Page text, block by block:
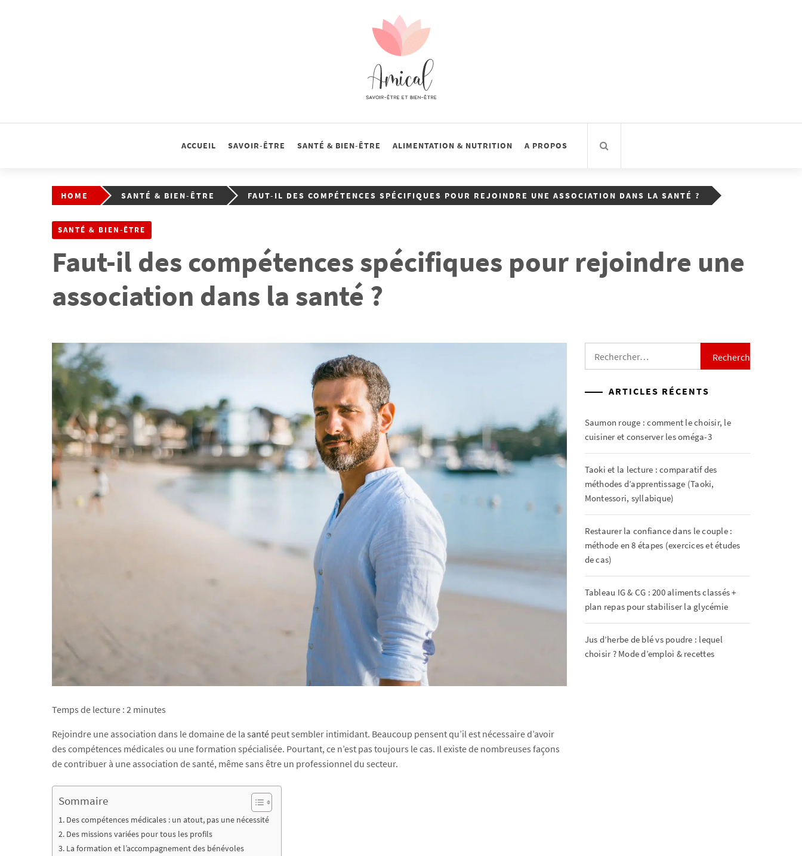
Amical
ACCUEIL SAVOIR-ÊTRE SANTÉ & BIEN-ÊTRE ALIMENTATION & NUTRITION A PROPOS
HOME SANTÉ & BIEN-ÊTRE FAUT-IL DES COMPÉTENCES SPÉCIFIQUES POUR REJOINDRE UNE ASSOCIATION DANS LA SANTÉ ?
SANTÉ & BIEN-ÊTRE
Faut-il des compétences spécifiques pour rejoindre une
association dans la santé ?
Temps de lecture : 2 minutes
Rejoindre une association dans le domaine de la santé peut sembler intimidant. Beaucoup pensent qu’il est nécessaire d’avoir
des compétences médicales ou une formation spécialisée. Pourtant, ce n’est pas toujours le cas. Il existe de nombreuses façons
de contribuer à une association de santé, même sans être un professionnel du secteur.
Sommaire
Des compétences médicales : un atout, pas une nécessité
Des missions variées pour tous les profils
La formation et l’accompagnement des bénévoles
ARTICLES RÉCENTS
Saumon rouge : comment le choisir, le
cuisiner et conserver les oméga-3
Taoki et la lecture : comparatif des
méthodes d’apprentissage (Taoki,
Montessori, syllabique)
Restaurer la confiance dans le couple :
méthode en 8 étapes (exercices et études
de cas)
Tableau IG & CG : 200 aliments classés +
plan repas pour stabiliser la glycémie
Jus d’herbe de blé vs poudre : lequel
choisir ? Mode d’emploi & recettes